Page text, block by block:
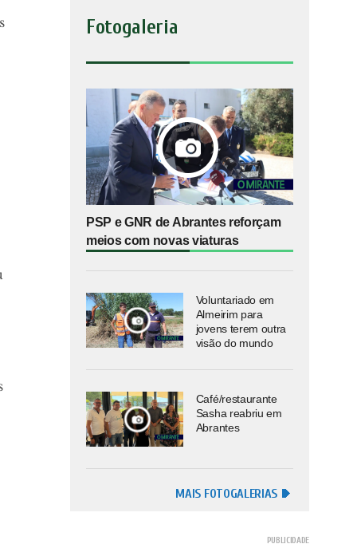
Fotogaleria
PSP e GNR de Abrantes reforçam
meios com novas viaturas
Voluntariado em
Almeirim para
jovens terem outra
visão do mundo
Café/restaurante
Sasha reabriu em
Abrantes
MAIS FOTOGALERIAS